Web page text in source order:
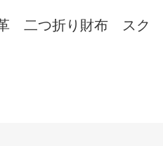
二つ折り財布 スク